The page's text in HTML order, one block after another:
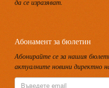
да се изразяват.
Абонамент за бюлетин
Абонирайте се за нашия
актуалните новини директно